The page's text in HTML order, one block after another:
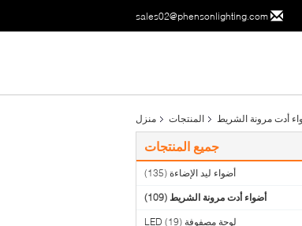
sales02@phensonlighting.com
منزل المنتجات أدت مرونة الشريط
جميع المنتجات
أضواء ليد الإضاءة (135)
أضواء أدت مرونة الشريط (109)
لوحة مصفوفة LED (19)